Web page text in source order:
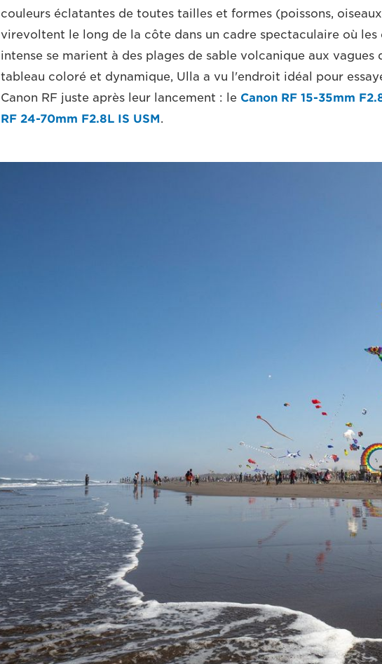
couleurs éclatantes de toutes tailles et formes (poissons,
virevoltent le long de la côte dans un cadre spectaculaire où les
intense se marient à des plages de sable volcanique aux vagues
tableau coloré et dynamique, Ulla a vu l'endroit idéal pour
Canon RF juste après leur lancement : le Canon RF 15-35mm
RF 24-70mm F2.8L IS USM.